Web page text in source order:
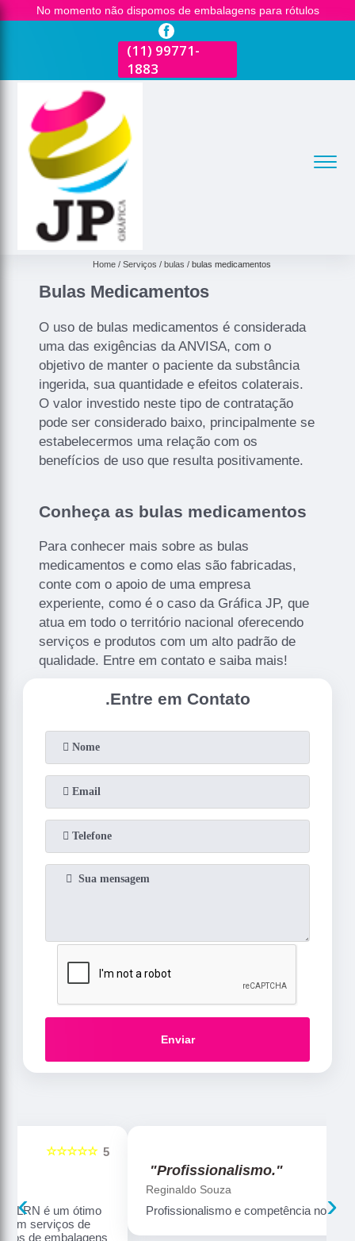
No momento não dispomos de embalagens para rótulos
(11) 99771-
1883
Home Serviços bulas bulas medicamentos
Bulas Medicamentos
O uso de bulas medicamentos é considerada
uma das exigências da ANVISA, com o
objetivo de manter o paciente da substância
ingerida, sua quantidade e efeitos colaterais.
O valor investido neste tipo de contratação
pode ser considerado baixo, principalmente se
estabelecermos uma relação com os
benefícios de uso que resulta positivamente.
Conheça as bulas medicamentos
Para conhecer mais sobre as bulas
medicamentos e como elas são fabricadas,
conte com o apoio de uma empresa
experiente, como é o caso da Gráfica JP, que
atua em todo o território nacional oferecendo
serviços e produtos com um alto padrão de
qualidade. Entre em contato e saiba mais!
.Entre em Contato
Enviar
"Profissionalismo."
Profissionalismo e competência no que faz
‹ ›